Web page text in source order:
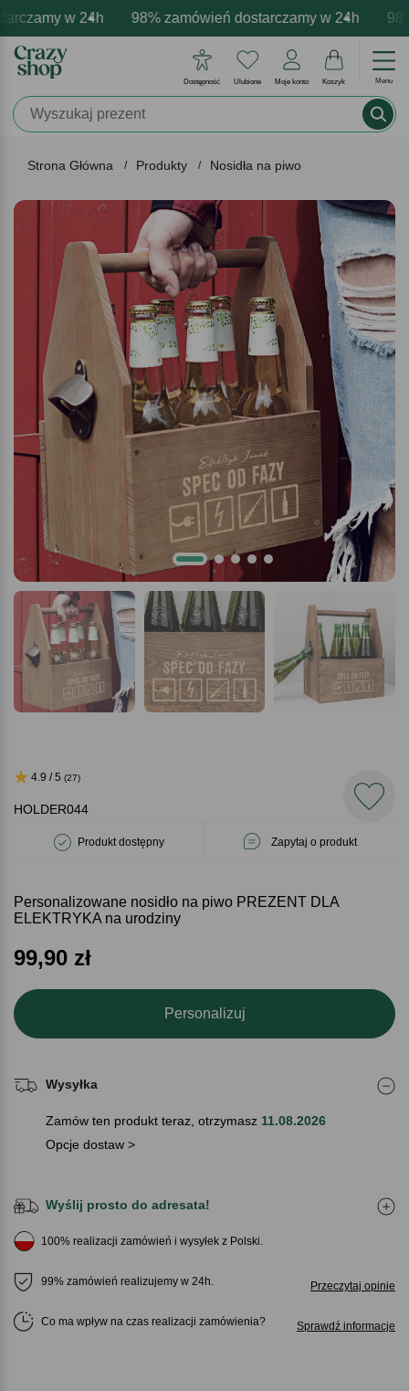
w 24h 98% zamówień dostarczamy w 24h
personalizacja produktów Profesjonalna i darmowa
emocje - zawsze udane prezenty Prezentujemy
Dostępność Ulubione Moje konto Koszyk Menu
Strona Główna Produkty Nosidła na piwo
HOLDER044
Produkt dostępny Zapytaj o produkt
4.9 / 5 (27)
Personalizowane nosidło na piwo PREZENT DLA
ELEKTRYKA na urodziny
99,90 zł
Personalizuj
Wysyłka
Zamów ten produkt teraz, otrzymasz 11.08.2026
Opcje dostaw >
Wyślij prosto do adresata!
100% realizacji zamówień i wysyłek z Polski.
99% zamówień realizujemy w 24h. Przeczytaj opinie
Co ma wpływ na czas realizacji zamówienia Sprawdź informacje